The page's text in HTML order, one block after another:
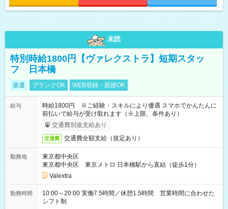
未読
特別時給1800円【ヴァレクストラ】短期スタッ
フ 日本橋
派遣 ブランクOK WEB登録・面接OK
給与
時給1800円 ※ご経験・スキルにより優遇 スマホでかんたんに
前払いで給与が受け取れます（※上限、条件あり）
交通費別途支給あり
交通費 交通費全額支給（規定あり）
勤務地
東京都中央区
東京都中央区 東京メトロ 日本橋駅から直結（徒歩1分）
Valextra
勤務時間
10:00～20:00 実働7.5時間／休憩1.5時間 営業時間に合わせた
シフト制